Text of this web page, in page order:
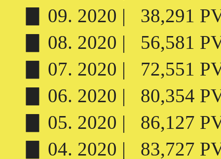
▊ 09. 2020 | 38,291
▊ 08. 2020 | 56,581
▊ 07. 2020 | 72,551
▊ 06. 2020 | 80,354
▊ 05. 2020 | 86,127
▊ 04. 2020 | 83,727